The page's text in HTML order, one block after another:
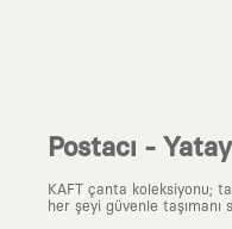
Postacı -
KAFT çanta koleksiyonu;
her şeyi güvenle